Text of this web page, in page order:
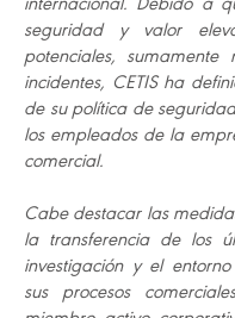
seguridad y valor
potenciales,
incidentes, CETIS ha
de su política de
los empleados de la
comercial.
Cabe destacar las
la transferencia de los
investigación y el
sus procesos